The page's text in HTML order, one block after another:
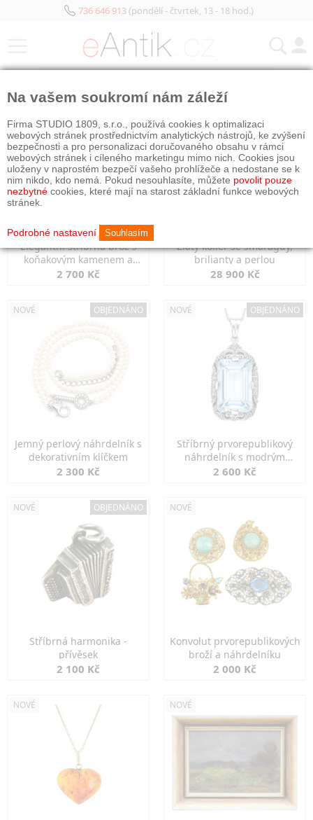
736 646 913(pondělí - čtvrtek, 13 - 18 hod.)
Elegantní stříbrná brož s
koňakovým kamenem a
markazity
2 700 Kč
Zlatý kolier se smaragdy,
brilianty a perlou
28 900 Kč
NOVÉ OBJEDNÁNO
Jemný perlový náhrdelník s
dekorativním klíčkem
2 300 Kč
NOVÉ OBJEDNÁNO
Stříbrný prvorepublikový
náhrdelník s modrým
spinelem
2 600 Kč
NOVÉ OBJEDNÁNO
Stříbrná harmonika -
přívěsek
2 100 Kč
NOVÉ
Konvolut prvorepublikových
broží a náhrdelníku
2 000 Kč
NOVÉ NOVÉ
Na vašem soukromí nám záleží
Firma STUDIO 1809, s.r.o., používá cookies k optimalizaci
webových stránek prostřednictvím analytických nástrojů, ke zvýšení
bezpečnosti a pro personalizaci doručovaného obsahu v rámci
webových stránek i cíleného marketingu mimo nich. Cookies jsou
uloženy v naprostém bezpečí vašeho prohlížeče a nedostane se k
nim nikdo, kdo nemá. Pokud nesouhlasíte, můžete povolit pouze
nezbytné cookies, které mají na starost základní funkce webových
stránek.
Podrobné nastavení Souhlasím